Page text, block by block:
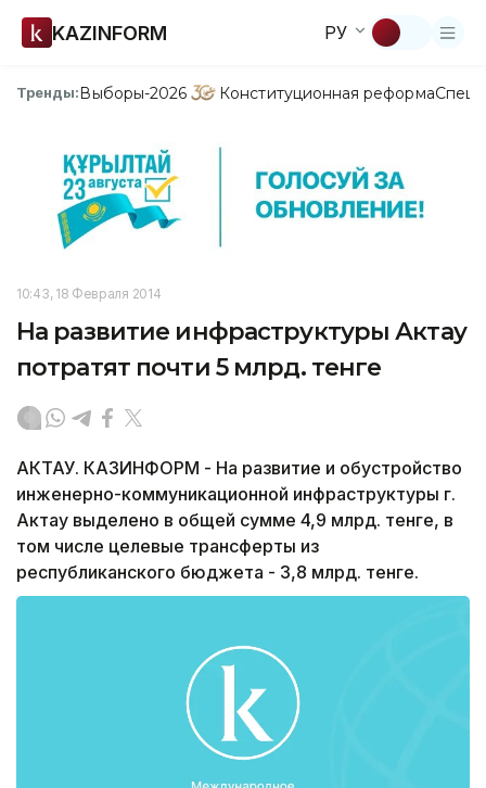
KAZINFORM РУ
Тренды:Выборы-2026 Конституционная реформа
10:43, 18 Февраля 2014
На развитие инфраструктуры Актау
потратят почти 5 млрд. тенге
АКТАУ. КАЗИНФОРМ - На развитие и обустройство
инженерно-коммуникационной инфраструктуры г.
Актау выделено в общей сумме 4,9 млрд. тенге, в
том числе целевые трансферты из
республиканского бюджета - 3,8 млрд. тенге.